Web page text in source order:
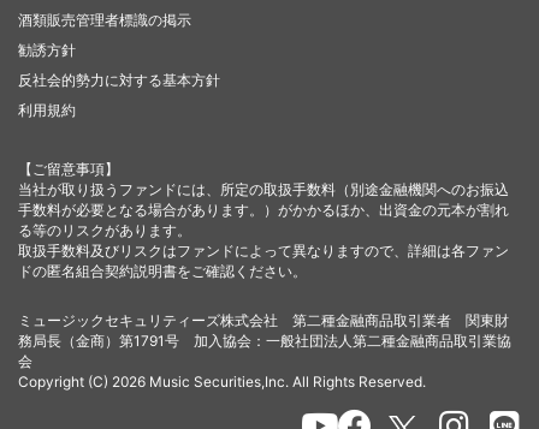
酒類販売管理者標識の掲示
勧誘方針
反社会的勢力に対する基本方針
利用規約
【ご留意事項】
当社が取り扱うファンドには、所定の取扱手数料（別途金融機関へのお振込
手数料が必要となる場合があります。）がかかるほか、出資金の元本が割れ
る等のリスクがあります。
取扱手数料及びリスクはファンドによって異なりますので、詳細は各ファン
ドの匿名組合契約説明書をご確認ください。
ミュージックセキュリティーズ株式会社 第二種金融商品取引業者 関東財
務局長（金商）第1791号 加入協会：一般社団法人第二種金融商品取引業協
会
Copyright (C) 2026 Music Securities,Inc. All Rights Reserved.